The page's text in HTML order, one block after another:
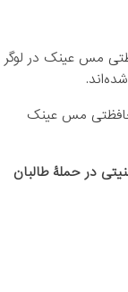
مس عینک در لوگر
مس عینک
در حملۀ طالبان